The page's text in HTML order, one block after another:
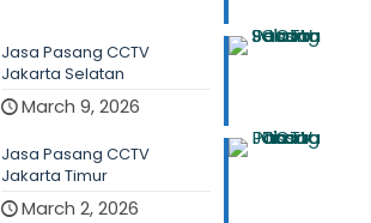
Jasa Pasang CCTV
Jakarta Selatan
March 9, 2026
Jasa Pasang CCTV
Jakarta Timur
March 2, 2026